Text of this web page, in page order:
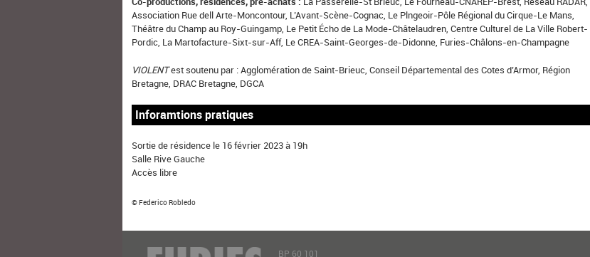
Association Rue dell Arte-Moncontour, L’Avant-Scène-Cognac, Le Plngeoir-Pôle Régional du Cirque-Le Mans,
Théâtre du Champ au Roy-Guingamp, Le Petit Écho de La Mode-Châtelaudren, Centre Culturel de La Ville Robert-
Pordic, La Martofacture-Sixt-sur-Aff, Le CREA-Saint-Georges-de-Didonne, Furies-Châlons-en-Champagne
VIOLENTest soutenu par : Agglomération de Saint-Brieuc, Conseil Départemental des Cotes d’Armor, Région
Bretagne, DRAC Bretagne, DGCA
Inforamtions pratiques
Sortie de résidence le 16 février 2023 à 19h
Salle Rive Gauche
Accès libre
© Federico Robledo
BP 60 101